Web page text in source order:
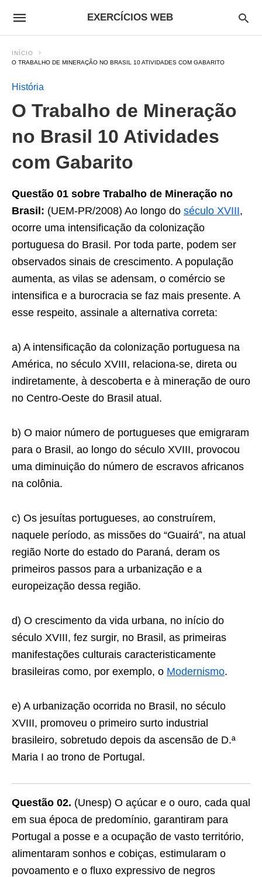
EXERCÍCIOS WEB
INÍCIO
O TRABALHO DE MINERAÇÃO NO BRASIL 10 ATIVIDADES COM GABARITO
História
O Trabalho de Mineração
no Brasil 10 Atividades
com Gabarito
Questão 01 sobre Trabalho de Mineração no
Brasil: (UEM-PR/2008) Ao longo do século XVIII,
ocorre uma intensificação da colonização
portuguesa do Brasil. Por toda parte, podem ser
observados sinais de crescimento. A população
aumenta, as vilas se adensam, o comércio se
intensifica e a burocracia se faz mais presente. A
esse respeito, assinale a alternativa correta:
a) A intensificação da colonização portuguesa na
América, no século XVIII, relaciona-se, direta ou
indiretamente, à descoberta e à mineração de ouro
no Centro-Oeste do Brasil atual.
b) O maior número de portugueses que emigraram
para o Brasil, ao longo do século XVIII, provocou
uma diminuição do número de escravos africanos
na colônia.
c) Os jesuítas portugueses, ao construírem,
naquele período, as missões do “Guairá”, na atual
região Norte do estado do Paraná, deram os
primeiros passos para a urbanização e a
europeização dessa região.
d) O crescimento da vida urbana, no início do
século XVIII, fez surgir, no Brasil, as primeiras
manifestações culturais caracteristicamente
brasileiras como, por exemplo, o Modernismo.
e) A urbanização ocorrida no Brasil, no século
XVIII, promoveu o primeiro surto industrial
brasileiro, sobretudo depois da ascensão de D.ª
Maria I ao trono de Portugal.
Questão 02. (Unesp) O açúcar e o ouro, cada qual
em sua época de predomínio, garantiram para
Portugal a posse e a ocupação de vasto território,
alimentaram sonhos e cobiças, estimularam o
povoamento e o ﬂuxo expressivo de negros